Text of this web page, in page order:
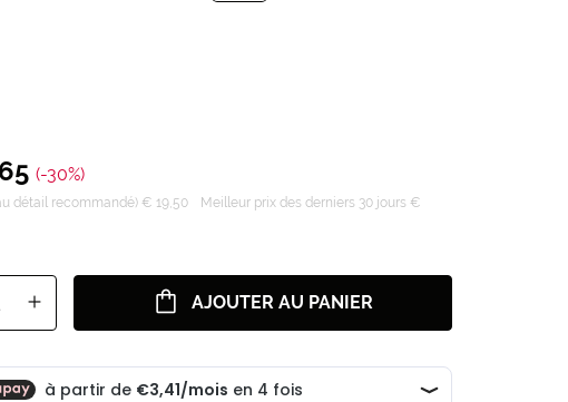
(-30%)
détail recommandé) € 19,50
Meilleur prix des derniers 30 jours €
AJOUTER AU PANIER